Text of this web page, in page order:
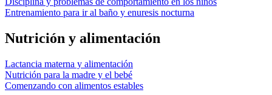
Entrenamiento para ir al baño y enuresis nocturna
Nutrición y alimentación
Lactancia materna y alimentación
Nutrición para la madre y el bebé
Comenzando con alimentos estables